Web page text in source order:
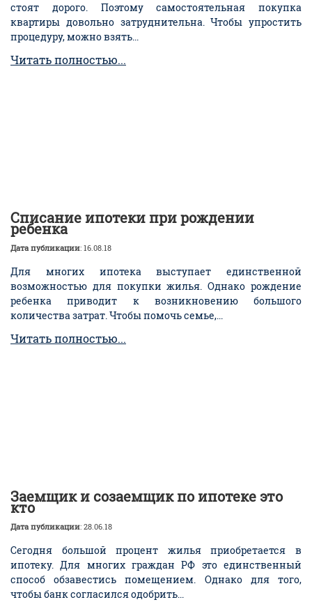
стоят дорого. Поэтому самостоятельная покупка
квартиры довольно затруднительна. Чтобы упростить
процедуру, можно взять...
Читать полностью...
Списание ипотеки при рождении
ребенка
Дата публикации: 16.08.18
Для многих ипотека выступает единственной
возможностью для покупки жилья. Однако рождение
ребенка приводит к возникновению большого
количества затрат. Чтобы помочь семье,...
Читать полностью...
Заемщик и созаемщик по ипотеке это
кто
Дата публикации: 28.06.18
Сегодня большой процент жилья приобретается в
ипотеку. Для многих граждан РФ это единственный
способ обзавестись помещением. Однако для того,
чтобы банк согласился одобрить...